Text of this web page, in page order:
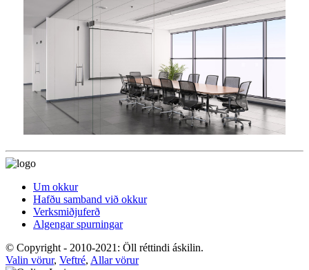
Um okkur
Hafðu samband við okkur
Verksmiðjuferð
Algengar spurningar
© Copyright - 2010-2021: Öll réttindi áskilin.
Valin vörur, Veftré, Allar vörur